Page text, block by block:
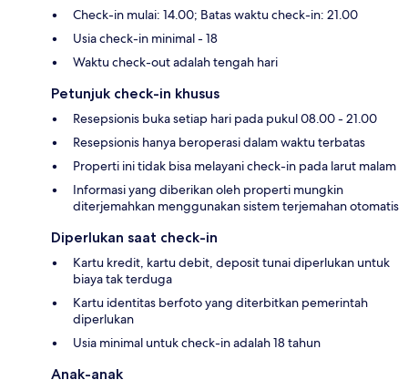
Check-in mulai: 14.00; Batas waktu check-in: 21.00
Usia check-in minimal - 18
Waktu check-out adalah tengah hari
Petunjuk check-in khusus
Resepsionis buka setiap hari pada pukul 08.00 - 21.00
Resepsionis hanya beroperasi dalam waktu terbatas
Properti ini tidak bisa melayani check-in pada larut malam
Informasi yang diberikan oleh properti mungkin
diterjemahkan menggunakan sistem terjemahan otomatis
Diperlukan saat check-in
Kartu kredit, kartu debit, deposit tunai diperlukan untuk
biaya tak terduga
Kartu identitas berfoto yang diterbitkan pemerintah
diperlukan
Usia minimal untuk check-in adalah 18 tahun
Anak-anak